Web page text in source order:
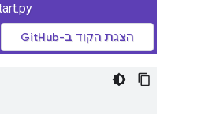
הצגת הקוד ב-GitHub